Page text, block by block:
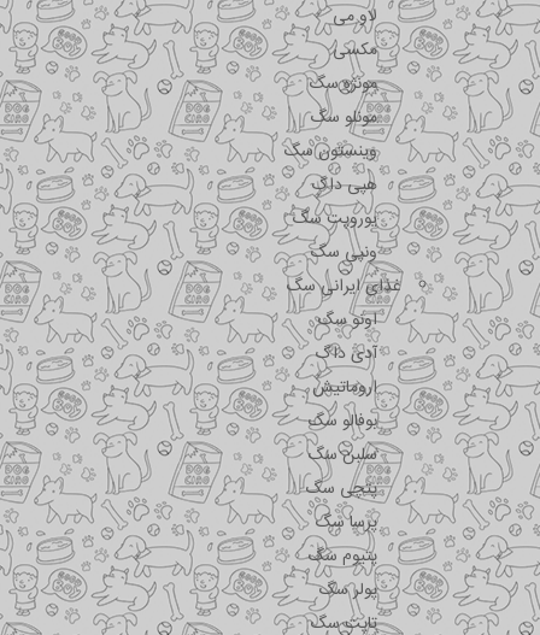
لاو می
مکسی
مونژه سگ
مونلو سگ
وینستون سگ
هپی داگ
یوروپت سگ
ونپی سگ
غذای ایرانی سگ
اونو سگ
آدی داگ
اروماتیش
بوفالو سگ
سلبن سگ
پتچی سگ
پرسا سگ
پتیوم سگ
پولر سگ
تاپت سگ